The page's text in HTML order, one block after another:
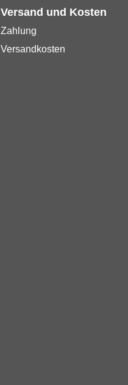
Versand und Kosten
Zahlung
Versandkosten